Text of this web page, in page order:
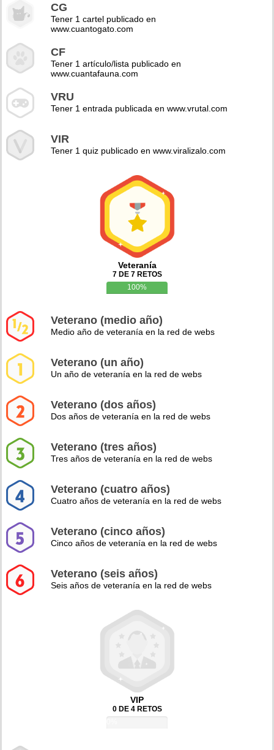
CG
Tener 1 cartel publicado en
www.cuantogato.com
CF
Tener 1 artículo/lista publicado en
www.cuantafauna.com
VRU
Tener 1 entrada publicada en www.vrutal.com
VIR
Tener 1 quiz publicado en www.viralizalo.com
Veteranía
7 DE 7 RETOS
100%
Veterano (medio año)
Medio año de veteranía en la red de webs
Veterano (un año)
Un año de veteranía en la red de webs
Veterano (dos años)
Dos años de veteranía en la red de webs
Veterano (tres años)
Tres años de veteranía en la red de webs
Veterano (cuatro años)
Cuatro años de veteranía en la red de webs
Veterano (cinco años)
Cinco años de veteranía en la red de webs
Veterano (seis años)
Seis años de veteranía en la red de webs
VIP
0 DE 4 RETOS